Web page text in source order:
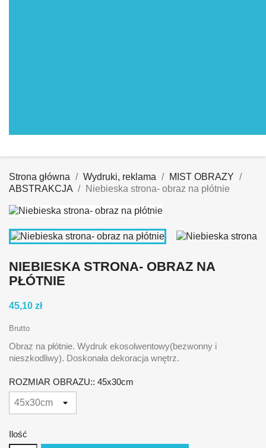
Strona główna Wydruki, reklama
MIST OBRAZY
ABSTRAKCJA
Niebieska strona- obraz na płótnie
NIEBIESKA STRONA- OBRAZ NA
PŁÓTNIE
45,10 zł
Brutto
Obraz na płótnie. Wydruk ekosolwentowy(bezwonny i
nieszkodliwy). Doskonała dekoracja wnętrz.
ROZMIAR OBRAZU:: 45x30cm
Ilość